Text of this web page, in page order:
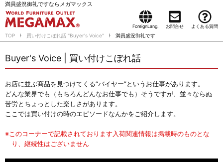
満員盛況御礼ですならメガマックス
ForeignLang. お問合せ よくある質問
TOP 買い付けこぼれ話 "Buyer's Voice" 満員盛況御礼です
Buyer's Voice | 買い付けこぼれ話
お店に並ぶ商品を見つけてくる“バイヤー”というお仕事があります。
どんな業界でも（もちろんどんなお仕事でも）そうですが、並々ならぬ
苦労とちょっとした楽しさがあります。
ここでは買い付けの時のエピソードなんかをご紹介します。
※このコーナーで記載されております入荷関連情報は掲載時のものとな
り、継続性はございません